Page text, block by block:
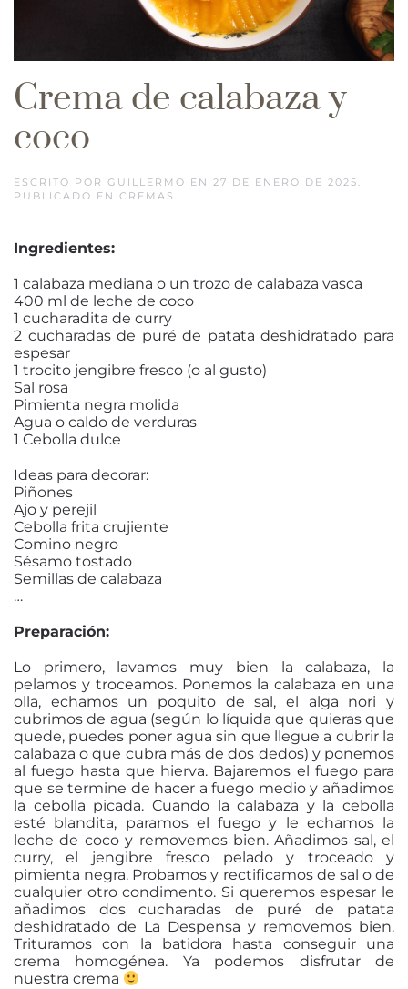
Crema de calabaza y
coco
ESCRITO POR GUILLERMO EN 27 DE ENERO DE 2025 .
PUBLICADO EN CREMAS .
Ingredientes:
1 calabaza mediana o un trozo de calabaza vasca
400 ml de leche de coco
1 cucharadita de curry
2 cucharadas de puré de patata deshidratado para
espesar
1 trocito jengibre fresco (o al gusto)
Sal rosa
Pimienta negra molida
Agua o caldo de verduras
1 Cebolla dulce
Ideas para decorar:
Piñones
Ajo y perejil
Cebolla frita crujiente
Comino negro
Sésamo tostado
Semillas de calabaza
…
Preparación:
Lo primero, lavamos muy bien la calabaza, la
pelamos y troceamos. Ponemos la calabaza en una
olla, echamos un poquito de sal, el alga nori y
cubrimos de agua (según lo líquida que quieras que
quede, puedes poner agua sin que llegue a cubrir la
calabaza o que cubra más de dos dedos) y ponemos
al fuego hasta que hierva. Bajaremos el fuego para
que se termine de hacer a fuego medio y añadimos
la cebolla picada. Cuando la calabaza y la cebolla
esté blandita, paramos el fuego y le echamos la
leche de coco y removemos bien. Añadimos sal, el
curry, el jengibre fresco pelado y troceado y
pimienta negra. Probamos y rectificamos de sal o de
cualquier otro condimento. Si queremos espesar le
añadimos dos cucharadas de puré de patata
deshidratado de La Despensa y removemos bien.
Trituramos con la batidora hasta conseguir una
crema homogénea. Ya podemos disfrutar de
nuestra crema